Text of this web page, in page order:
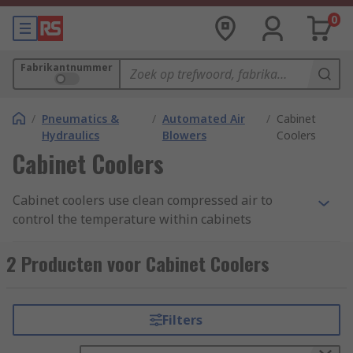
0
Fabrikantnummer
/ Pneumatics &
Hydraulics
/ Automated Air
Blowers
/ Cabinet
Coolers
Cabinet Coolers
Cabinet coolers use clean compressed air to
control the temperature within cabinets
them cool and clean. They are a practical
alternative in many applications to fans, which
conditioners, which are more expensive and need
ongoing maintenance.
2 Producten voor Cabinet Coolers
Filters